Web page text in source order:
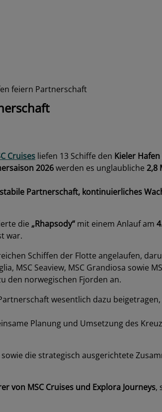
feiern Partnerschaft
Cruises liefen 13 Schiffe den Kieler Hafen
2026werden es unglaubliche 2,8
stabile Partnerschaft, kontinuierliches
die „Rhapsody“ mit einem Anlauf am
war.
Schiffen der Flotte angelaufen,
MSC Seaview, MSC Grandiosa
den norwegischen Fjorden an.
wesentlich dazu
Planung und Umsetzung des
die strategisch ausgerichtete
von MSC Cruises und Explora Journeys,